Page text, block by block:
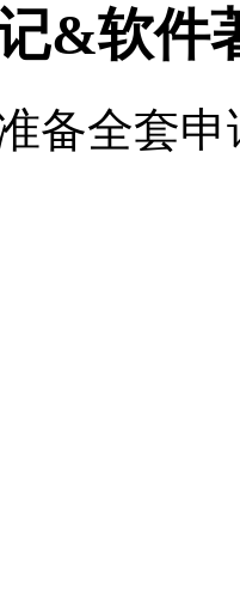
&软件
备全套